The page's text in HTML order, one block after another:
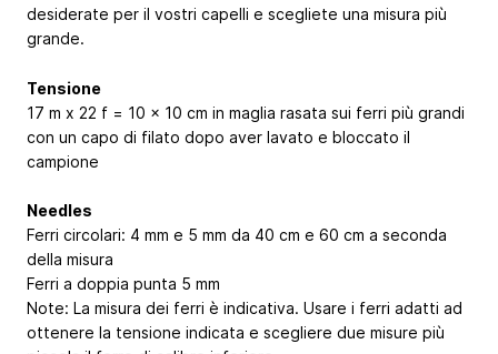
desiderate per il vostri capelli e scegliete una misura più
grande.
Tensione
17 m x 22 f = 10 x 10 cm in maglia rasata sui ferri più grandi
con un capo di filato dopo aver lavato e bloccato il
campione
Needles
Ferri circolari: 4 mm e 5 mm da 40 cm e 60 cm a seconda
della misura
Ferri a doppia punta 5 mm
Note: La misura dei ferri è indicativa. Usare i ferri adatti ad
ottenere la tensione indicata e scegliere due misure più